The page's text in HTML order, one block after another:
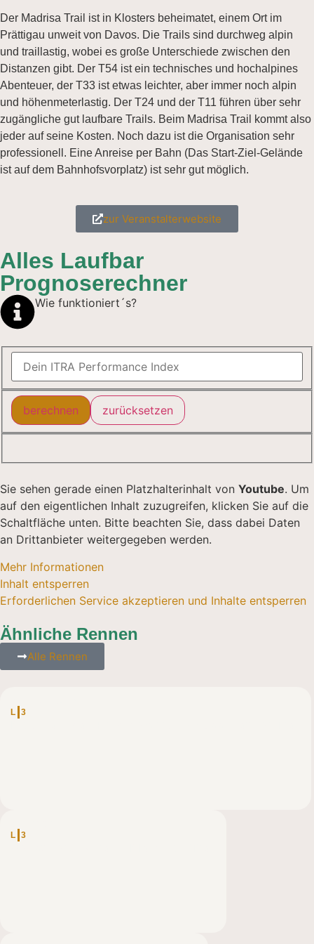
Der Madrisa Trail ist in Klosters beheimatet, einem Ort im
Prättigau unweit von Davos. Die Trails sind durchweg alpin
und traillastig, wobei es große Unterschiede zwischen den
Distanzen gibt. Der T54 ist ein technisches und hochalpines
Abenteuer, der T33 ist etwas leichter, aber immer noch alpin
und höhenmeterlastig. Der T24 und der T11 führen über sehr
zugängliche gut laufbare Trails. Beim Madrisa Trail kommt also
jeder auf seine Kosten. Noch dazu ist die Organisation sehr
professionell. Eine Anreise per Bahn (Das Start-Ziel-Gelände
ist auf dem Bahnhofsvorplatz) ist sehr gut möglich.
zur Veranstalterwebsite
Alles Laufbar
Prognoserechner
Wie funktioniert´s?
berechnen zurücksetzen
Sie sehen gerade einen Platzhalterinhalt von Youtube. Um
auf den eigentlichen Inhalt zuzugreifen, klicken Sie auf die
Schaltfläche unten. Bitte beachten Sie, dass dabei Daten
an Drittanbieter weitergegeben werden.
Mehr Informationen
Inhalt entsperren
Erforderlichen Service akzeptieren und Inhalte entsperren
Ähnliche Rennen
Alle Rennen
L 3
L 3